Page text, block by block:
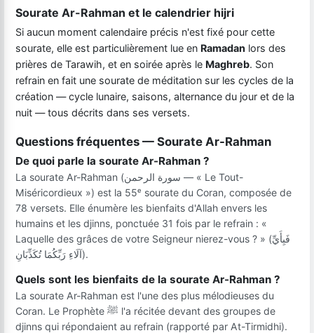
Sourate Ar-Rahman et le calendrier hijri
Si aucun moment calendaire précis n'est fixé pour cette
sourate, elle est particulièrement lue en Ramadan lors des
prières de Tarawih, et en soirée après le Maghreb. Son
refrain en fait une sourate de méditation sur les cycles de la
création — cycle lunaire, saisons, alternance du jour et de la
nuit — tous décrits dans ses versets.
Questions fréquentes — Sourate Ar-Rahman
De quoi parle la sourate Ar-Rahman ?
La sourate Ar-Rahman (سورة الرحمن — « Le Tout-
Miséricordieux ») est la 55ᵉ sourate du Coran, composée de
78 versets. Elle énumère les bienfaits d'Allah envers les
humains et les djinns, ponctuée 31 fois par le refrain : «
Laquelle des grâces de votre Seigneur nierez-vous ? » (فَبِأَيِّ
آلَاءِ رَبِّكُمَا تُكَذِّبَانِ).
Quels sont les bienfaits de la sourate Ar-Rahman ?
La sourate Ar-Rahman est l'une des plus mélodieuses du
Coran. Le Prophète ﷺ l'a récitée devant des groupes de
djinns qui répondaient au refrain (rapporté par At-Tirmidhi).